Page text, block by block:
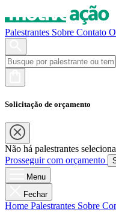
Palestrantes Sobre Contato
Solicitação de orçamento
Não há palestrantes
Prosseguir com orçamento
Menu
Fechar
Home Palestrantes Sobre